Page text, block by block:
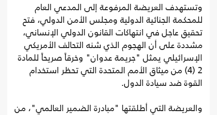
وتستهدف العريضة المرفوعة إلى المدعي العام
للمحكمة الجنائية الدولية ومجلس الأمن الدولي، فتح
تحقيق عاجل في انتهاكات القانون الدولي الإنساني،
مشددة على أن الهجوم الذي شنه التحالف الأمريكي
الإسرائيلي يمثل "جريمة عدوان" وخرقاً صريحاً للمادة
2 (4) من ميثاق الأمم المتحدة التي تحظر استخدام
القوة ضد سيادة الدول.
والعريضة التي أطلقتها "مبادرة الضمير العالمي"، من